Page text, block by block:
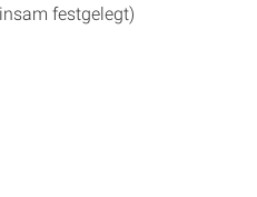
festgelegt)